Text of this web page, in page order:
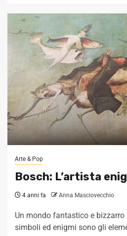
Arte & Pop
Bosch: L’artista
4 anni fa Anna Masciovecchio
Un mondo fantastico e
simboli ed enigmi sono gli